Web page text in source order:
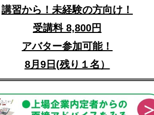
講習から！未経験の方向け！
受講料 8,800円
アバター参加可能！
8月9日(残り１名）